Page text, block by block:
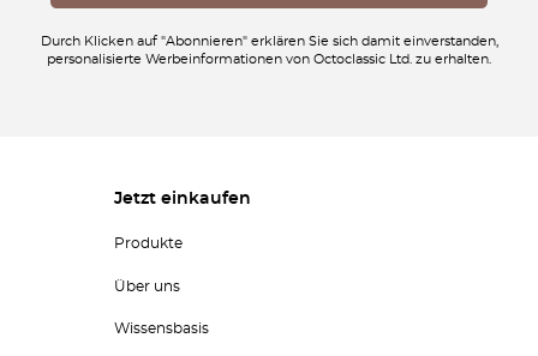
Durch Klicken auf "Abonnieren" erklären Sie sich damit einverstanden,
personalisierte Werbeinformationen von Octoclassic Ltd. zu erhalten.
Jetzt einkaufen
Produkte
Über uns
Wissensbasis